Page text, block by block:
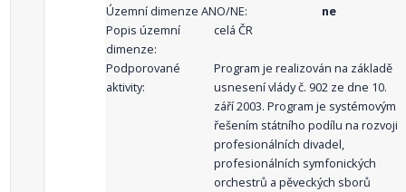
Územní dimenze ANO/NE:
ne
Popis územní
dimenze:
celá ČR
Podporované
aktivity:
Program je realizován na základě
usnesení vlády č. 902 ze dne 10.
září 2003. Program je systémovým
řešením státního podílu na rozvoji
profesionálních divadel,
profesionálních symfonických
orchestrů a pěveckých sborů